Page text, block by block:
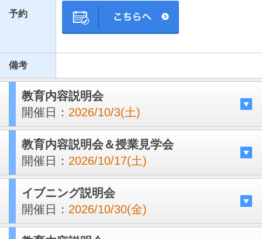
予約
備考
教育内容説明会
開催日： 2026/10/3(土)
教育内容説明会＆授業見学会
開催日： 2026/10/17(土)
イブニング説明会
開催日： 2026/10/30(金)